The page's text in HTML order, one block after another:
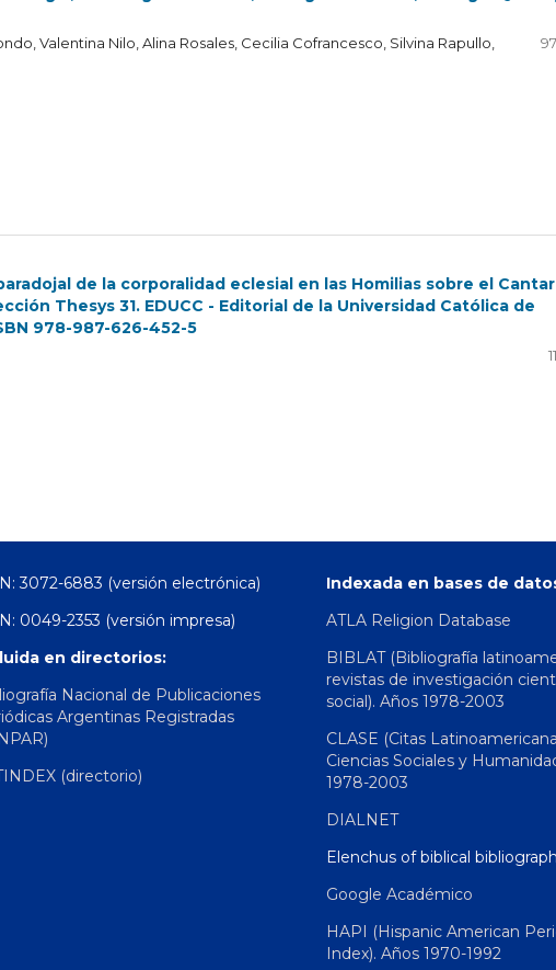
Valentina Nilo, Alina Rosales, Cecilia Cofrancesco, Silvina Rapullo,
de la corporalidad eclesial en las Homilias sobre el
Thesys 31. EDUCC - Editorial de la Universidad Católica de
978-987-626-452-5
3072-6883 (versión electrónica)
0049-2353 (versión impresa)
en directorios:
Nacional de Publicaciones
Argentinas Registradas
(directorio)
Indexada en bases de
ATLA Religion Database
BIBLAT (Bibliografía
revistas de investigación
social). Años 1978-2003
CLASE (Citas
Ciencias Sociales y
1978-2003
DIALNET
Elenchus of biblical
Google Académico
HAPI (Hispanic American
Index). Años 1970-1992